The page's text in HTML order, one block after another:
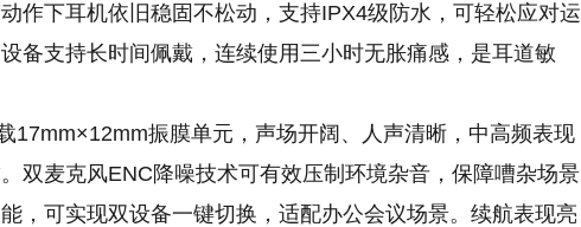
作下耳机依旧稳固不松动，支持IPX4级防水，可轻松应对运
备支持长时间佩戴，连续使用三小时无胀痛感，是耳道敏
17mm×12mm振膜单元，声场开阔、人声清晰，中高频表现
双麦克风ENC降噪技术可有效压制环境杂音，保障嘈杂场景
，可实现双设备一键切换，适配办公会议场景。续航表现亮